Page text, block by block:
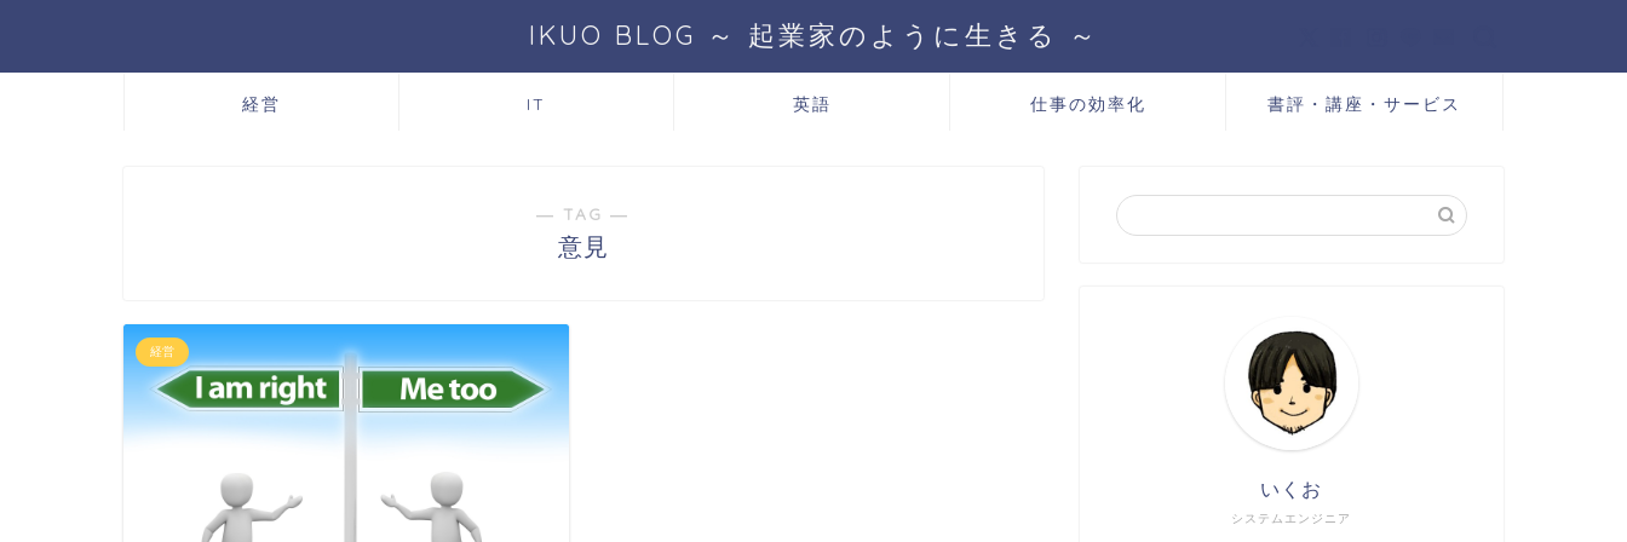
IKUO BLOG ～ 起業家のように生きる ～
経営 IT 英語 仕事の効率化 書評・講座・サービス
― TAG ―
意見
経営
システムエンジニア
いくお